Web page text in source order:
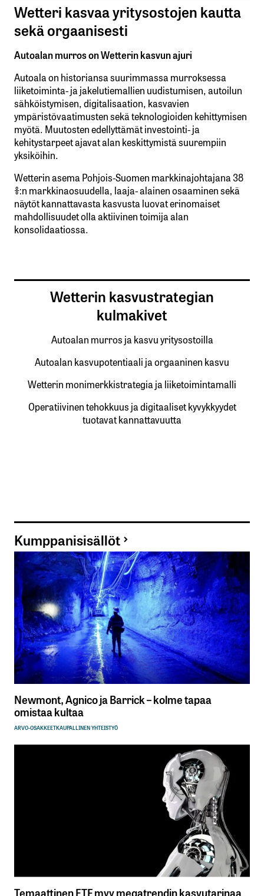
Wetteri kasvaa yritysostojen kautta
sekä orgaanisesti
Autoalan murros on Wetterin kasvun ajuri
Autoala on historiansa suurimmassa murroksessa
liiketoiminta- ja jakelutiemallien uudistumisen, autoilun
sähköistymisen, digitalisaation, kasvavien
ympäristövaatimusten sekä teknologioiden kehittymisen
myötä. Muutosten edellyttämät investointi- ja
kehitystarpeet ajavat alan keskittymistä suurempiin
yksiköihin.
Wetterin asema Pohjois-Suomen markkinajohtajana 38
%:n markkinaosuudella, laaja- alainen osaaminen sekä
näytöt kannattavasta kasvusta luovat erinomaiset
mahdollisuudet olla aktiivinen toimija alan
konsolidaatiossa.
Wetterin kasvustrategian
kulmakivet
Autoalan murros ja kasvu yritysostoilla
Autoalan kasvupotentiaali ja orgaaninen kasvu
Wetterin monimerkkistrategia ja liiketoimintamalli
Operatiivinen tehokkuus ja digitaaliset kyvykkyydet
tuotavat kannattavuutta
Kumppanisisällöt
Newmont, Agnico ja Barrick – kolme tapaa
omistaa kultaa
ARVO-OSAKKEETKAUPALLINEN YHTEISTYÖ
Temaattinen ETF myy megatrendin kasvutarinaa